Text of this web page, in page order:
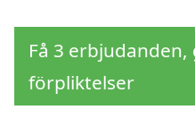
Få 3
förpliktelser